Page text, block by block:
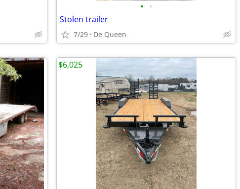
• •
Stolen trailer
7/29 De Queen
$6,025